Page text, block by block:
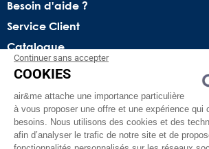
Besoin d'aide ?
Service Client
Catalogue
Recevez nos offres spéciales !
Conseils pratiques, bons plans exclusifs et
intérieur. Pas de spam, juré !
Continuer sans accepter
COOKIES
air&me attache une importance particulière
à vous proposer une offre et une expérience qui
besoins. Nous utilisons des cookies et des
afin d’analyser le trafic de notre site et de